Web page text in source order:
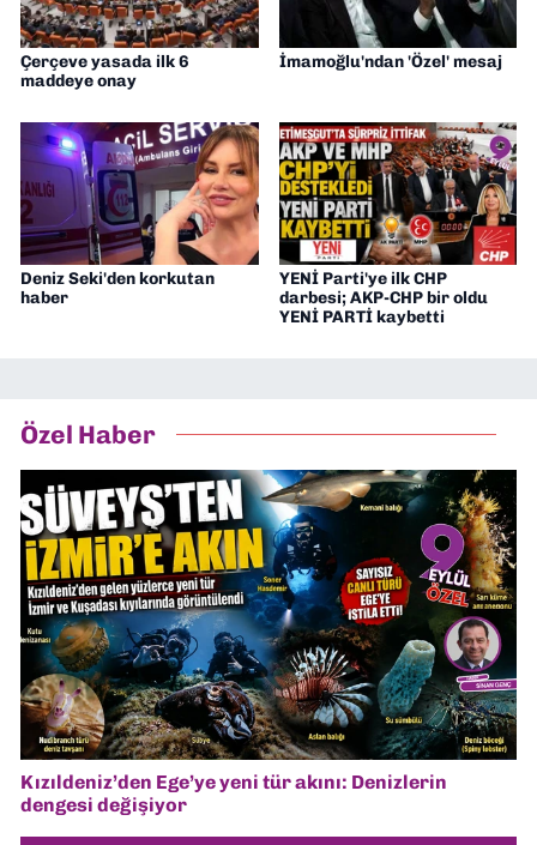
Çerçeve yasada ilk 6
maddeye onay
İmamoğlu'ndan 'Özel' mesaj
Deniz Seki'den korkutan
haber
YENİ Parti'ye ilk CHP
darbesi; AKP-CHP bir oldu
YENİ PARTİ kaybetti
Özel Haber
Kızıldeniz’den Ege’ye yeni tür akını: Denizlerin
dengesi değişiyor